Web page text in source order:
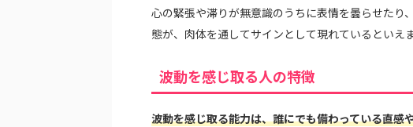
心の緊張や滞りが無意識のうちに表情を曇らせたり
態が、肉体を通してサインとして現れているといえま
波動を感じ取る人の特徴
波動を感じ取る能力は、誰にでも備わっている直感